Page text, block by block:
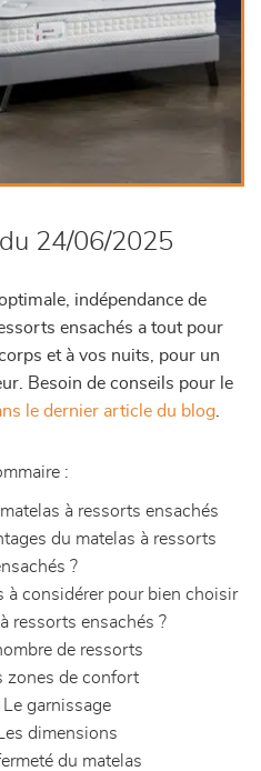
24/06/2025
indépendance de
ensachés a tout pour
et à vos nuits, pour un
Besoin de conseils pour le
le dernier article du blog
:
à ressorts ensachés
du matelas à ressorts
?
à considérer pour bien choisir
ressorts ensachés ?
de ressorts
zones de confort
Le garnissage
Les dimensions
du matelas